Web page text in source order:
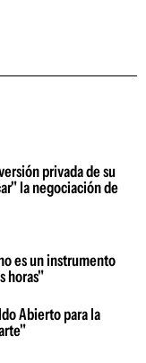
privada de su
la negociación de
es un instrumento
horas"
Abierto para la